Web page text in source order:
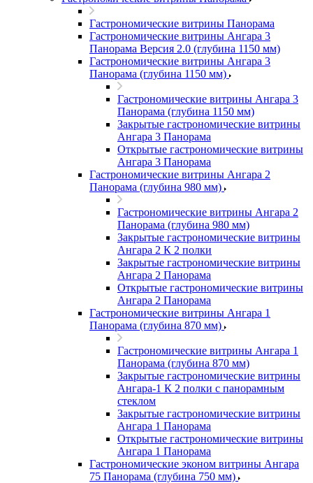
Гастрономические витрины Панорама
Гастрономические витрины Ангара 3
Панорама Версия 2.0 (глубина 1150 мм)
Гастрономические витрины Ангара 3
Панорама (глубина 1150 мм)
Гастрономические витрины Ангара 3
Панорама (глубина 1150 мм)
Закрытые гастрономические витрины
Ангара 3 Панорама
Открытые гастрономические витрины
Ангара 3 Панорама
Гастрономические витрины Ангара 2
Панорама (глубина 980 мм)
Гастрономические витрины Ангара 2
Панорама (глубина 980 мм)
Закрытые гастрономические витрины
Ангара 2 К 2 полки
Закрытые гастрономические витрины
Ангара 2 Панорама
Открытые гастрономические витрины
Ангара 2 Панорама
Гастрономические витрины Ангара 1
Панорама (глубина 870 мм)
Гастрономические витрины Ангара 1
Панорама (глубина 870 мм)
Закрытые гастрономические витрины
Ангара-1 К 2 полки с панорамным
стеклом
Закрытые гастрономические витрины
Ангара 1 Панорама
Открытые гастрономические витрины
Ангара 1 Панорама
Гастрономические эконом витрины Ангара
75 Панорама (глубина 750 мм)